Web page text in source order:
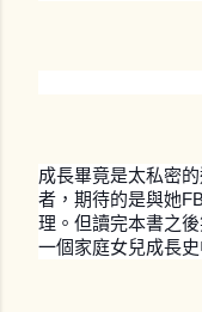
成長畢竟是太私密
者，期待的是與她
理。但讀完本書之
一個家庭女兒成長